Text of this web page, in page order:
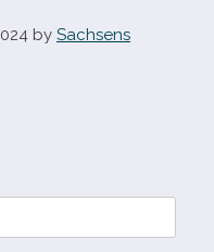
by Sachsens